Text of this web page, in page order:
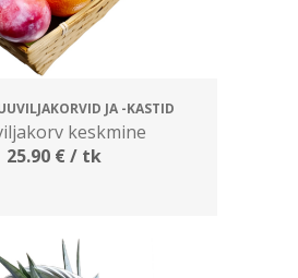
JA -KASTID
keskmine
25.90 €/ tk